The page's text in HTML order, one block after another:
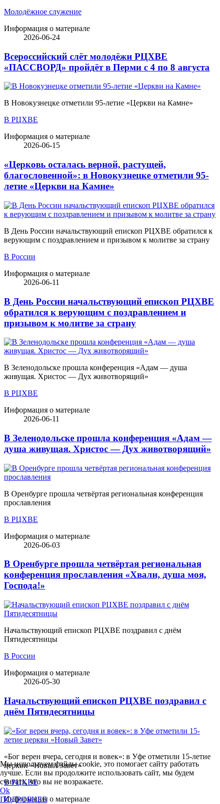
Молодёжное служение
Информация о материале
2026-06-24
Всероссийский слёт молодёжи РЦХВЕ
«ПАССВОРД» пройдёт в Перми с 4 по 8 августа
В Новокузнецке отметили 95-летие «Церкви на Камне»
В РЦХВЕ
Информация о материале
2026-06-15
«Церковь осталась верной, растущей,
благословенной»: в Новокузнецке отметили 95-
летие «Церкви на Камне»
В День России начальствующий епископ РЦХВЕ обратился к
верующим с поздравлением и призывом к молитве за страну
В России
Информация о материале
2026-06-11
В День России начальствующий епископ РЦХВЕ
обратился к верующим с поздравлением и
призывом к молитве за страну
В Зеленодольске прошла конференция «Адам — душа
живущая. Христос — Дух животворящий»
В РЦХВЕ
Информация о материале
2026-06-11
В Зеленодольске прошла конференция «Адам —
душа живущая. Христос — Дух животворящий»
В Оренбурге прошла четвёртая региональная конференция
прославления
В РЦХВЕ
Информация о материале
2026-06-03
В Оренбурге прошла четвёртая региональная
конференция прославления «Хвали, душа моя,
Господа!»
Начальствующий епископ РЦХВЕ поздравил с днём
Пятидесятницы
В России
Информация о материале
2026-05-30
Начальствующий епископ РЦХВЕ поздравил с
днём Пятидесятницы
«Бог верен вчера, сегодня и вовек»: в Уфе отметили 15-летие
церкви «Новый Завет»
В РЦХВЕ
Информация о материале
Мы используем файлы cookie, это помогает сайту работать
лучше. Если вы продолжите использовать сайт, мы будем
считать, что вы не возражаете.
Ok
ПОДРОБНЕЕ